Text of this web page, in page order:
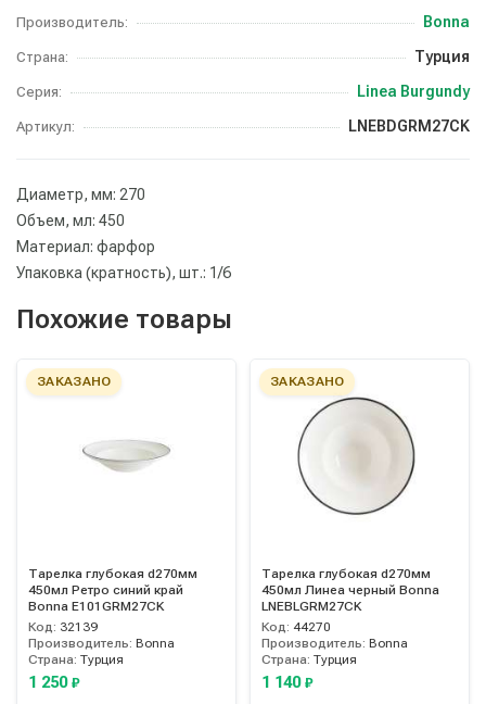
Производитель: Bonna
Страна: Турция
Серия: Linea Burgundy
Артикул: LNEBDGRM27CK
Диаметр, мм: 270
Объем, мл: 450
Материал: фарфор
Упаковка (кратность), шт.: 1/6
Похожие товары
ЗАКАЗАНО
Тарелка глубокая d270мм
450мл Ретро синий край
Bonna E101GRM27CK
Код: 32139
Производитель: Bonna
Страна: Турция
1 250 ₽
ЗАКАЗАНО
Тарелка глубокая d270мм
450мл Линеа черный Bonna
LNEBLGRM27CK
Код: 44270
Производитель: Bonna
Страна: Турция
1 140 ₽